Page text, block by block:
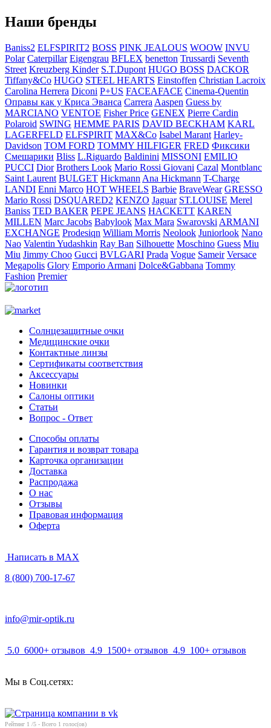
Наши бренды
Baniss2 ELFSPIRIT2 BOSS PINK JEALOUS WOOW INVU
Polar Caterpillar Eigengrau BFLEX benetton Trussardi Seventh
Street Kreuzberg Kinder S.T.Dupont HUGO BOSS DACKOR
Tiffany&Co HUGO STEEL HEARTS Einstoffen Christian Lacroix
Carolina Herrera Diconi P+US FACEAFACE Cinema-Quentin
Оправы как у Криса Эванса Carrera Aaspen Guess by
MARCIANO VENTOE Fisher Price GENEX Pierre Cardin
Polaroid SWING HEMME PARIS DAVID BECKHAM KARL
LAGERFELD ELFSPIRIT MAX&Co Isabel Marant Harley-
Davidson TOM FORD TOMMY HILFIGER FRED Фиксики
Смешарики Bliss L.Riguardo Baldinini MISSONI EMILIO
PUCCI Dior Brothers Look Mario Rossi Giovani Cazal Montblanc
Saint Laurent BULGET Hickmann Ana Hickmann T-Charge
LANDI Enni Marco HOT WHEELS Barbie BraveWear GRESSO
Mario Rossi DSQUARED2 KENZO Jaguar ST.LOUISE Merel
Baniss TED BAKER PEPE JEANS HACKETT KAREN
MILLEN Marc Jacobs Babylook Max Mara Swarovski ARMANI
EXCHANGE Prodesiqn William Morris Neolook Juniorlook Nano
Nao Valentin Yudashkin Ray Ban Silhouette Moschino Guess Miu
Miu Jimmy Choo Gucci BVLGARI Prada Vogue Sameir Versace
Megapolis Glory Emporio Armani Dolce&Gabbana Tommy
Fashion Premier
Солнцезащитные очки
Медицинские очки
Контактные линзы
Сертификаты соответствия
Аксессуары
Новинки
Салоны оптики
Статьи
Вопрос - Ответ
Способы оплаты
Гарантия и возврат товара
Карточка организации
Доставка
Распродажа
О нас
Отзывы
Правовая информация
Оферта
Написать в MAX
8 (800) 700-17-67
info@mir-optik.ru
5.0 6000+ отзывов 4.9 1500+ отзывов 4.9 100+ отзывов
Мы в Соц.сетях:
Рейтинг 1 /5 - Всего 1 голос(ов)